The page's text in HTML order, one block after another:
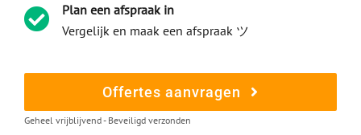
Plan een afspraak in
Vergelijk en maak een afspraak ツ
Offertes aanvragen
Geheel vrijblijvend - Beveiligd verzonden